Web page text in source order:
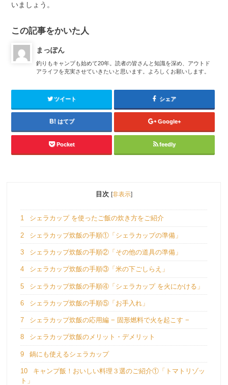
いましょう。
この記事をかいた人
まっぽん
釣りもキャンプも始めて20年。読者の皆さんと知識を深め、アウトド
アライフを充実させていきたいと思います。よろしくお願いします。
ツイート シェア
はてブ Google+
Pocket feedly
目次 [非表示]
1 シェラカップ を使ったご飯の炊き方をご紹介
2 シェラカップ炊飯の手順①「シェラカップの準備」
3 シェラカップ炊飯の手順②「その他の道具の準備」
4 シェラカップ炊飯の手順③「米の下ごしらえ」
5 シェラカップ炊飯の手順④「シェラカップ を火にかける」
6 シェラカップ炊飯の手順⑤「お手入れ」
7 シェラカップ炊飯の応用編 − 固形燃料で火を起こす −
8 シェラカップ炊飯のメリット・デメリット
9 鍋にも使えるシェラカップ
10
キャンプ飯！おいしい料理３選のご紹介①「トマトリゾッ
ト」